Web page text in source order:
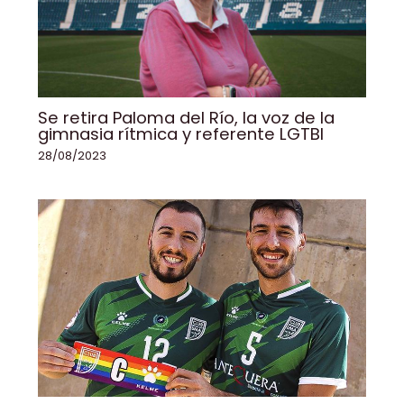
Se retira Paloma del Río, la voz de la
gimnasia rítmica y referente LGTBI
28/08/2023